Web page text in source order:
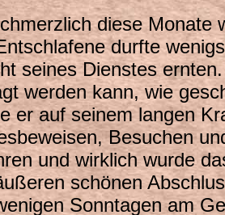
diese Monate
durfte
seines Dienstes
werden kann, wie
er auf seinem langen
Besuchen
und wirklich wurde
schönen
Sonntagen am